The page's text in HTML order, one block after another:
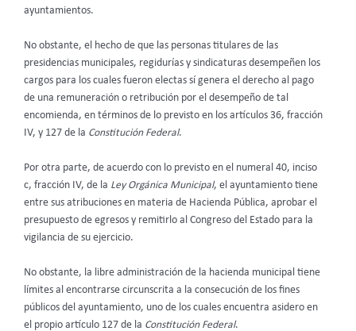
ayuntamientos.
No obstante, el hecho de que las personas titulares de las
presidencias municipales, regidurías y sindicaturas desempeñen los
cargos para los cuales fueron electas sí genera el derecho al pago
de una remuneración o retribución por el desempeño de tal
encomienda, en términos de lo previsto en los artículos 36, fracción
IV, y 127 de la Constitución Federal.
Por otra parte, de acuerdo con lo previsto en el numeral 40, inciso
c, fracción IV, de la Ley Orgánica Municipal, el ayuntamiento tiene
entre sus atribuciones en materia de Hacienda Pública, aprobar el
presupuesto de egresos y remitirlo al Congreso del Estado para la
vigilancia de su ejercicio.
No obstante, la libre administración de la hacienda municipal tiene
límites al encontrarse circunscrita a la consecución de los fines
públicos del ayuntamiento, uno de los cuales encuentra asidero en
el propio artículo 127 de la Constitución Federal.